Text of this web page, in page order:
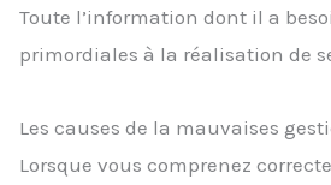
Toute l’information dont il a
primordiales à la réalisation de
Les causes de la mauvaises
Lorsque vous comprenez